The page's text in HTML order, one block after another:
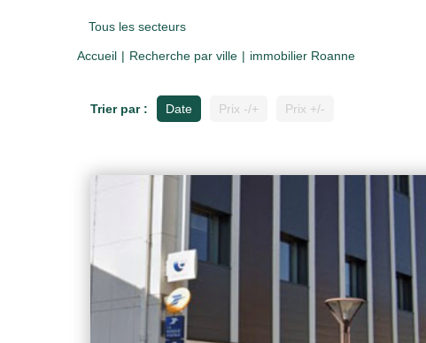
Tous les secteurs
Accueil Recherche par ville immobilier Roanne
Trier par : Date Prix -/+ Prix +/-